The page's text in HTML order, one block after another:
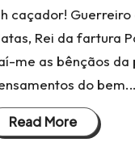
caçador! Guerreiro
Rei da fartura
me as bênçãos
do
Read More